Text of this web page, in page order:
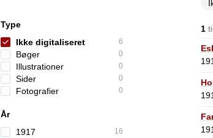
Type
Ikke digitaliseret
6
Bøger 0
Illustrationer 0
Sider 0
Fotografier 0
År
1917
16
1